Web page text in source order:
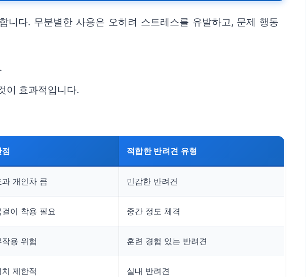
다. 무분별한 사용은 오히려 스트레스를 유발하고, 문제 행동
이 효과적입니다.
점 적합한 반려견 유형
과 개인차 큼 민감한 반려견
걸이 착용 필요 중간 정도 체격
작용 위험 훈련 경험 있는 반려견
치 제한적 실내 반려견